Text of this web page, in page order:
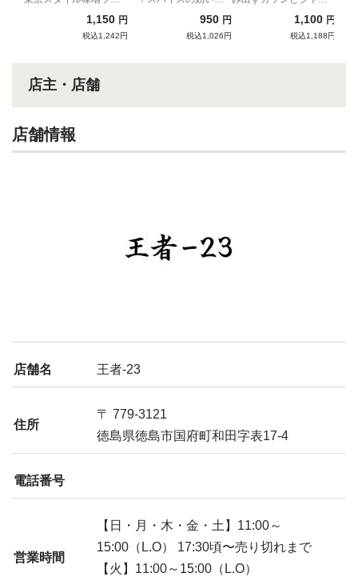
り
1,150 円
税込1,242円
950 円
税込1,026円
き）
キーなインスパイア
1,100 円
税込1,188円
店主・店舗
店舗情報
店舗名 王者-23
住所
〒 779-3121
徳島県徳島市国府町和田字表17-4
電話番号
営業時間
【日・月・木・金・土】11:00～
15:00（L.O） 17:30頃〜売り切れまで
【火】11:00～15:00（L.O）